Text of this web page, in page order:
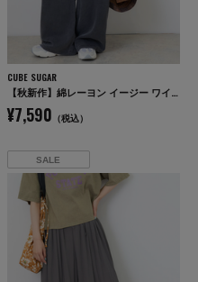
CUBE SUGAR
【秋新作】綿レーヨン イージー ワイドパンツ
¥7,590 （税込）
SALE